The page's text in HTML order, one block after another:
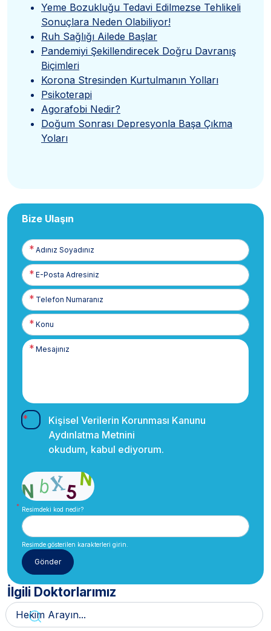
Yeme Bozukluğu Tedavi Edilmezse Tehlikeli
Sonuçlara Neden Olabiliyor!
Ruh Sağlığı Ailede Başlar
Pandemiyi Şekillendirecek Doğru Davranış
Biçimleri
Korona Stresinden Kurtulmanın Yolları
Psikoterapi
Agorafobi Nedir?
Doğum Sonrası Depresyonla Başa Çıkma
Yoları
Bize Ulaşın
Adınız
Soyadınız
E-
Posta
Telefon
Numaranız
Kişisel Verilerin Korunması Kanunu
Aydınlatma Metnini
okudum, kabul ediyorum.
Resimdeki kod nedir?
Resimde gösterilen karakterleri girin.
İlgili Doktorlarımız